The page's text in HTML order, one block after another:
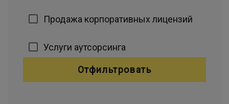
Продажа корпоративных лицензий
Услуги аутсорсинга
Отфильтровать